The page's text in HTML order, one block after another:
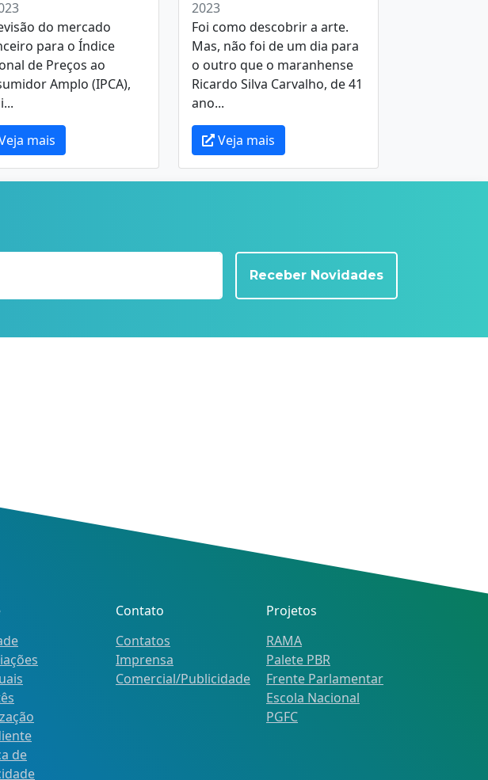
do mercado
para o Índice
de Preços ao
Amplo (IPCA),
mais
2023
Foi como descobrir a arte.
Mas, não foi de um dia para
o outro que o maranhense
Ricardo Silva Carvalho, de 41
ano...
Veja mais
Receber Novidades
de
Contato
Contatos
Imprensa
Comercial/Publicidade
Projetos
RAMA
Palete PBR
Frente Parlamentar
Escola Nacional
PGFC